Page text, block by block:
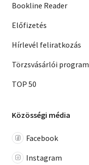
Bookline Reader
Előfizetés
Hírlevél feliratkozás
Törzsvásárlói program
TOP 50
Közösségi média
Facebook
Instagram